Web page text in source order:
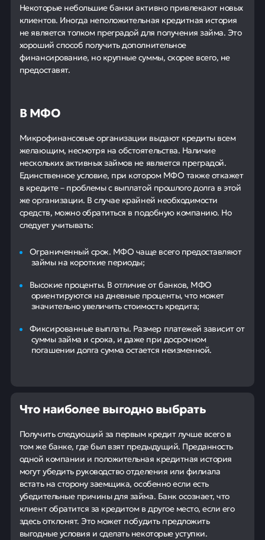
Некоторые небольшие банки активно привлекают новых
клиентов. Иногда неположительная кредитная история
не является толком преградой для получения займа. Это
хороший способ получить дополнительное
финансирование, но крупные суммы, скорее всего, не
предоставят.
В МФО
Микрофинансовые организации выдают кредиты всем
желающим, несмотря на обстоятельства. Наличие
нескольких активных займов не является преградой.
Единственное условие, при котором МФО также откажет
в кредите – проблемы с выплатой прошлого долга в этой
же организации. В случае крайней необходимости
средств, можно обратиться в подобную компанию. Но
следует учитывать:
Ограниченный срок. МФО чаще всего предоставляют
займы на короткие периоды;
Высокие проценты. В отличие от банков, МФО
ориентируются на дневные проценты, что может
значительно увеличить стоимость кредита;
Фиксированные выплаты. Размер платежей зависит от
суммы займа и срока, и даже при досрочном
погашении долга сумма остается неизменной.
Что наиболее выгодно выбрать
Получить следующий за первым кредит лучше всего в
том же банке, где был взят предыдущий. Преданность
одной компании и положительная кредитная история
могут убедить руководство отделения или филиала
встать на сторону заемщика, особенно если есть
убедительные причины для займа. Банк осознает, что
клиент обратится за кредитом в другое место, если его
здесь отклонят. Это может побудить предложить
выгодные условия и сделать некоторые уступки.